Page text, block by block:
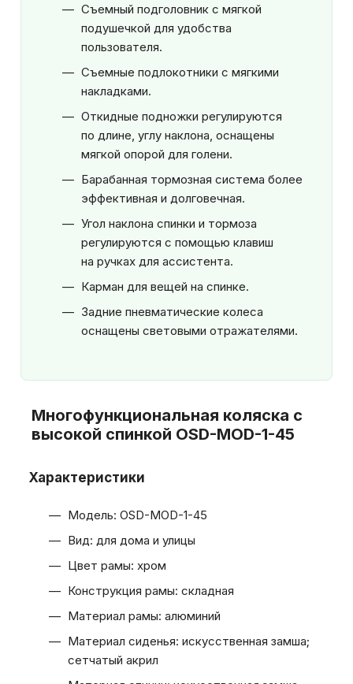
Съемный подголовник с мягкой
подушечкой для удобства
пользователя.
Съемные подлокотники с мягкими
накладками.
Откидные подножки регулируются
по длине, углу наклона, оснащены
мягкой опорой для голени.
Барабанная тормозная система более
эффективная и долговечная.
Угол наклона спинки и тормоза
регулируются с помощью клавиш
на ручках для ассистента.
Карман для вещей на спинке.
Задние пневматические колеса
оснащены световыми отражателями.
Многофункциональная коляска с
высокой спинкой OSD-MOD-1-45
Характеристики
Модель: OSD-MOD-1-45
Вид: для дома и улицы
Цвет рамы: хром
Конструкция рамы: складная
Материал рамы: алюминий
Материал сиденья: искусственная замша;
сетчатый акрил